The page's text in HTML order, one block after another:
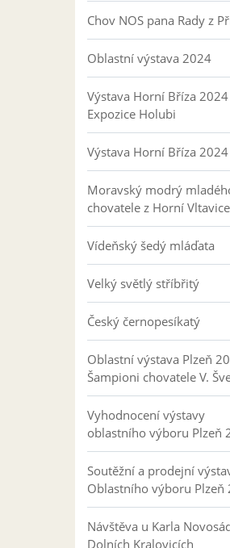
Chov NOS pana Rady z
Oblastní výstava 2024
Výstava Horní Bříza 2024
Expozice Holubi
Výstava Horní Bříza 2024
Moravský modrý
chovatele z Horní Vltavice
Vídeňský šedý mláďata
Velký světlý stříbřitý
Český černopesíkatý
Oblastní výstava Plzeň
Šampioni chovatele V.
Vyhodnocení výstavy
oblastního výboru Plzeň
Soutěžní a prodejní
Oblastního výboru Plzeň
Návštěva u Karla
Dolních Kralovicích